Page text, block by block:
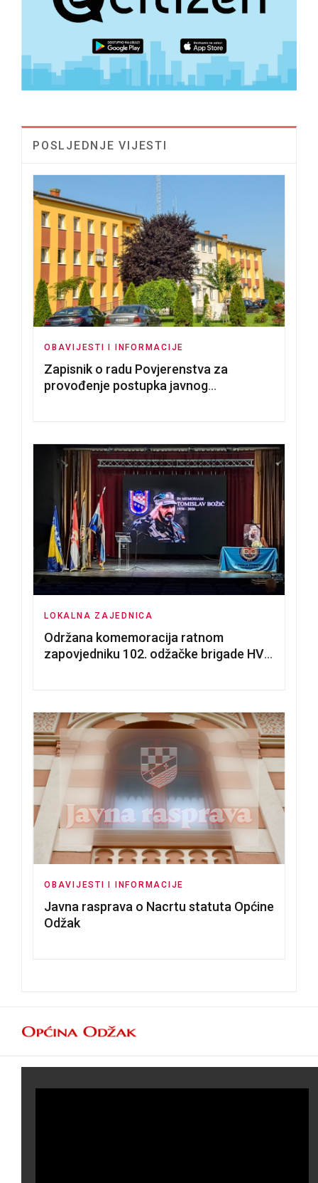
POSLJEDNJE VIJESTI
OBAVIJESTI I INFORMACIJE
Zapisnik o radu Povjerenstva za
provođenje postupka javnog
LOKALNA ZAJEDNICA
Održana komemoracija ratnom
zapovjedniku 102. odžačke brigade HVO
OBAVIJESTI I INFORMACIJE
Javna rasprava o Nacrtu statuta Općine
Odžak